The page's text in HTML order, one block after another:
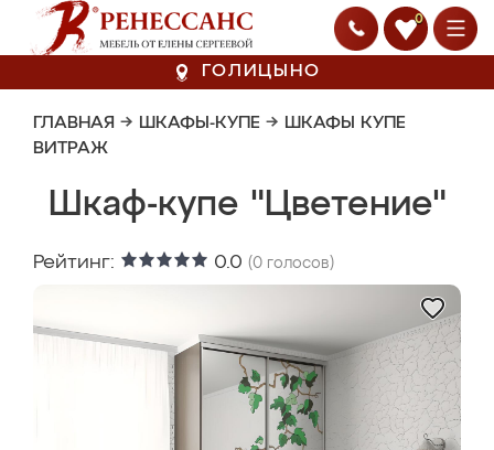
0
ГОЛИЦЫНО
ГЛАВНАЯ → ШКАФЫ-КУПЕ → ШКАФЫ КУПЕ
ВИТРАЖ
Шкаф-купе "Цветение"
Рейтинг: 0.0 (0 голосов)